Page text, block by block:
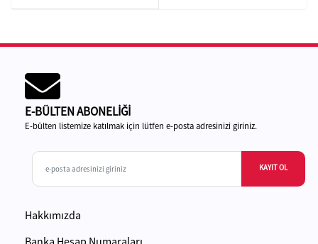
E-BÜLTEN ABONELİĞİ
E-bülten listemize katılmak için lütfen e-posta adresinizi giriniz.
KAYIT OL
Hakkımızda
Banka Hesap Numaraları